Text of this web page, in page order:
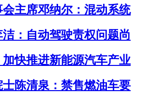
主席邓纳尔：混动系统
：自动驾驶责权问题尚
加快推进新能源汽车产业
陈清泉：禁售燃油车要